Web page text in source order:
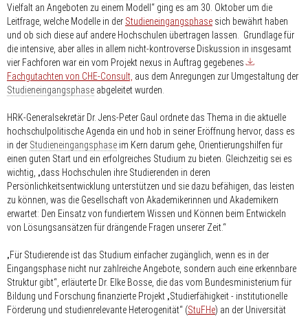
Vielfalt an Angeboten zu einem Modell“ ging es am 30. Oktober um die
Leitfrage, welche Modelle in der Studieneingangsphase sich bewährt haben
und ob sich diese auf andere Hochschulen übertragen lassen. Grundlage für
die intensive, aber alles in allem nicht-kontroverse Diskussion in insgesamt
vier Fachforen war ein vom Projekt nexus in Auftrag gegebenes
Fachgutachten von CHE-Consult, aus dem Anregungen zur Umgestaltung der
Studieneingangsphase abgeleitet wurden.
HRK-Generalsekretär Dr. Jens-Peter Gaul ordnete das Thema in die aktuelle
hochschulpolitische Agenda ein und hob in seiner Eröffnung hervor, dass es
in der Studieneingangsphase im Kern darum gehe, Orientierungshilfen für
einen guten Start und ein erfolgreiches Studium zu bieten. Gleichzeitig sei es
wichtig, „dass Hochschulen ihre Studierenden in deren
Persönlichkeitsentwicklung unterstützen und sie dazu befähigen, das leisten
zu können, was die Gesellschaft von Akademikerinnen und Akademikern
erwartet: Den Einsatz von fundiertem Wissen und Können beim Entwickeln
von Lösungsansätzen für drängende Fragen unserer Zeit.“
„Für Studierende ist das Studium einfacher zugänglich, wenn es in der
Eingangsphase nicht nur zahlreiche Angebote, sondern auch eine erkennbare
Struktur gibt“, erläuterte Dr. Elke Bosse, die das vom Bundesministerium für
Bildung und Forschung finanzierte Projekt „Studierfähigkeit - institutionelle
Förderung und studienrelevante Heterogenität“ (StuFHe) an der Universität